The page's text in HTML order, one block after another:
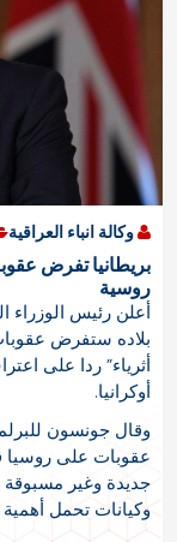
وكالة انباء العراقية
بريطانيا تفرض
روسية
أعلن رئيس الوزراء
بلاده ستفرض
أثرياء” ردا على
أوكرانيا.
وقال جونسون
عقوبات على روسيا
جديدة وغير
وكيانات تحمل أهمية